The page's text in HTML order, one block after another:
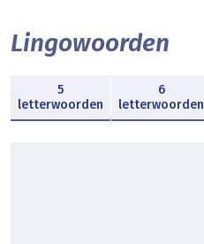
Lingowoorden
5
letterwoorden
6
letterwoorden